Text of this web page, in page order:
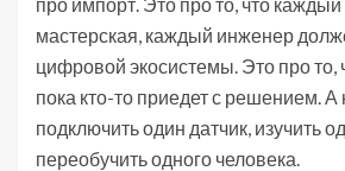
мастерская, каждый инженер
цифровой экосистемы. Это про то,
пока кто-то приедет с решением. А
подключить один датчик, изучить
переобучить одного человека.